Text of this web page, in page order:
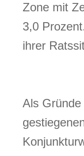
Zone mit
3,0
ihrer
Als